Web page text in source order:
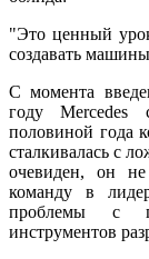
"Это ценный
создавать
С момента
году Mercedes
половиной года
сталкивалась с
очевиден, он
команду в
проблемы с
инструментов